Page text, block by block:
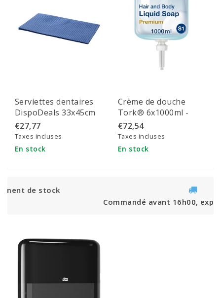
Serviettes dentaires
DispoDeals 33x45cm
(2 plis) bleues
€27,77
Taxes incluses
En stock
Crème de douche
Tork® 6x1000ml -
420601
€72,54
Taxes incluses
En stock
Commandé avant 16h00, expédié le jour même